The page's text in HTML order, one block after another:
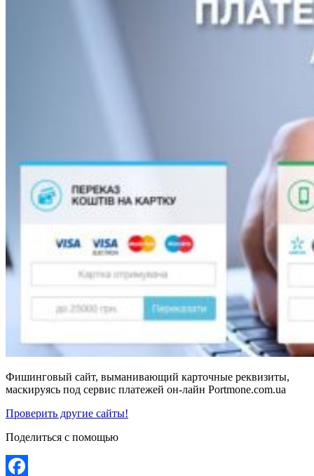
Фишинговый сайт, выманивающий карточные реквизиты,
маскируясь под сервис платежей он-лайн Portmone.com.ua
Проверить другие сайты!
Поделиться с помощью